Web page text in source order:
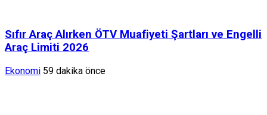
Sıfır Araç Alırken ÖTV Muafiyeti Şartları ve Engelli
Araç Limiti 2026
Ekonomi 59 dakika önce